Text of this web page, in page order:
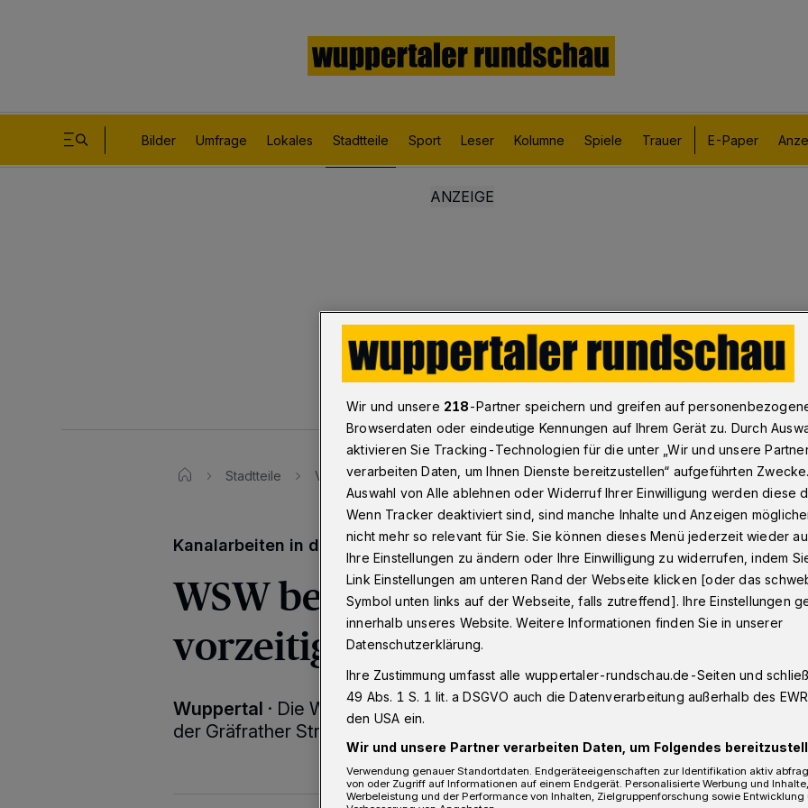
Bilder Umfrage Lokales Stadtteile Sport Leser Kolumne Spiele Trauer E-Paper
Stadtteile Vohwinkel - Sonnborn WSW beenden Baustelle vorzeitig
Kanalarbeiten in der Gräfrather Straße
WSW beenden Baustelle
vorzeitig
Wuppertal · Die Wuppertaler Stadtwerke haben die Kanalarbeiten in
der Gräfrather Straße deutlich früher beendet als geplant.
Wir und unsere 218-Partner speichern und greifen auf
Browserdaten oder eindeutige Kennungen auf Ihrem Gerät zu. Durch
aktivieren Sie Tracking-Technologien für die unter „Wir und unsere
verarbeiten Daten, um Ihnen Dienste bereitzustellen“ aufgeführten
Auswahl von Alle ablehnen oder Widerruf Ihrer Einwilligung werden diese
Wenn Tracker deaktiviert sind, sind manche Inhalte und Anzeigen
nicht mehr so relevant für Sie. Sie können dieses Menü jederzeit wieder
Ihre Einstellungen zu ändern oder Ihre Einwilligung zu widerrufen, indem
Link Einstellungen am unteren Rand der Webseite klicken [oder das
Symbol unten links auf der Webseite, falls zutreffend]. Ihre Einstellungen
innerhalb unseres Website. Weitere Informationen finden Sie in unserer
Datenschutzerklärung.
Ihre Zustimmung umfasst alle wuppertaler-rundschau.de-Seiten und
49 Abs. 1 S. 1 lit. a DSGVO auch die Datenverarbeitung außerhalb des
den USA ein.
Wir und unsere Partner verarbeiten Daten, um Folgendes
Verwendung genauer Standortdaten. Endgeräteeigenschaften zur Identifikation aktiv
von oder Zugriff auf Informationen auf einem Endgerät. Personalisierte Werbung und
Werbeleistung und der Performance von Inhalten, Zielgruppenforschung sowie Entwicklung